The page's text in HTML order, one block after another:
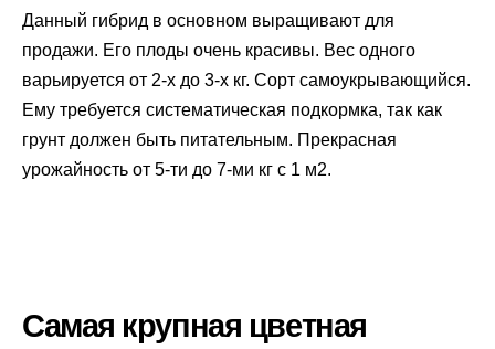
Данный гибрид в основном выращивают для
продажи. Его плоды очень красивы. Вес одного
варьируется от 2-х до 3-х кг. Сорт самоукрывающийся.
Ему требуется систематическая подкормка, так как
грунт должен быть питательным. Прекрасная
урожайность от 5-ти до 7-ми кг с 1 м2.
Самая крупная цветная